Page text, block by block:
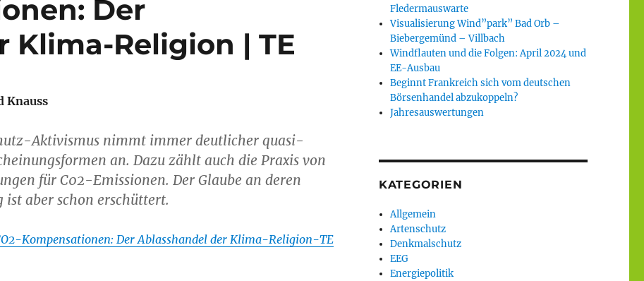
Der
Klima-Religion | TE
Knauss
Aktivismus nimmt immer deutlicher quasi-
an. Dazu zählt auch die Praxis von
für C02-Emissionen. Der Glaube an deren
aber schon erschüttert.
Kompensationen: Der Ablasshandel der Klima-Religion-TE
Fledermauswarte
Visualisierung Wind”park” Bad Orb –
Biebergemünd – Villbach
Windflauten und die Folgen: April 2024 und
EE-Ausbau
Beginnt Frankreich sich vom deutschen
Börsenhandel abzukoppeln?
Jahresauswertungen
KATEGORIEN
Allgemein
Artenschutz
Denkmalschutz
EEG
Energiepolitik